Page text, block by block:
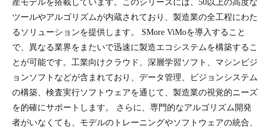
産モデルを搭載しています。このシリーズには、50以上の高度な
ツールやアルゴリズムが内蔵されており、製造業の全工程にわた
るソリューションを提供します。 SMore ViMoを導入すること
で、異なる業界をまたいで迅速に製造エコシステムを構築するこ
とが可能です。工業向けクラウド、深層学習ソフト、マシンビジ
ョンソフトなどが含まれており、データ管理、ビジョンシステム
の構築、検査実行ソフトウェアを通じて、製造業の視覚的ニーズ
を的確にサポートします。 さらに、専門的なアルゴリズム開発
者がいなくても、モデルのトレーニングやソフトウェアの統合、